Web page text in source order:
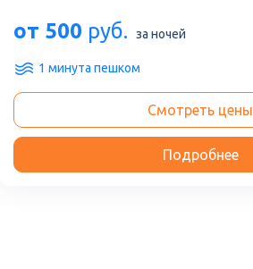
от 500 руб. за ночей
1 минута пешком
Смотреть цены
Подробнее